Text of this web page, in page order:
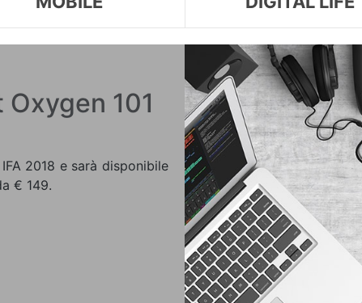
101
2018 e sarà disponibile
€ 149.